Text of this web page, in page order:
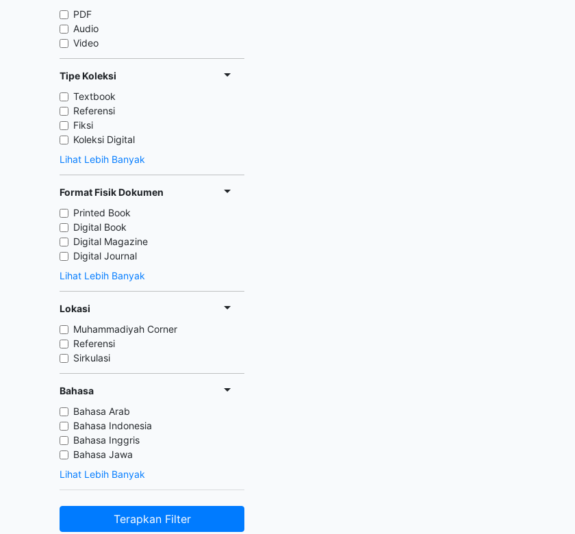
PDF
Audio
Video
Tipe Koleksi
Textbook
Referensi
Fiksi
Koleksi Digital
Lihat Lebih Banyak
Format Fisik Dokumen
Printed Book
Digital Book
Digital Magazine
Digital Journal
Lihat Lebih Banyak
Lokasi
Muhammadiyah Corner
Referensi
Sirkulasi
Bahasa
Bahasa Arab
Bahasa Indonesia
Bahasa Inggris
Bahasa Jawa
Lihat Lebih Banyak
Terapkan Filter